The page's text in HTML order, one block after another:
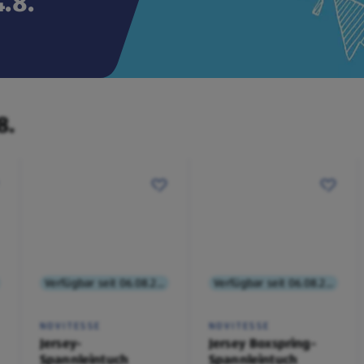
NOVITESSE
Jersey-
Spannleintuch
NOVITESSE
Jersey Boxspring-
Spannleintuch